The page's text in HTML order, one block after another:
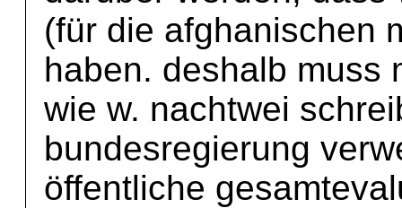
(für die afghanischen
haben. deshalb muss
wie w. nachtwei
bundesregierung
öffentliche